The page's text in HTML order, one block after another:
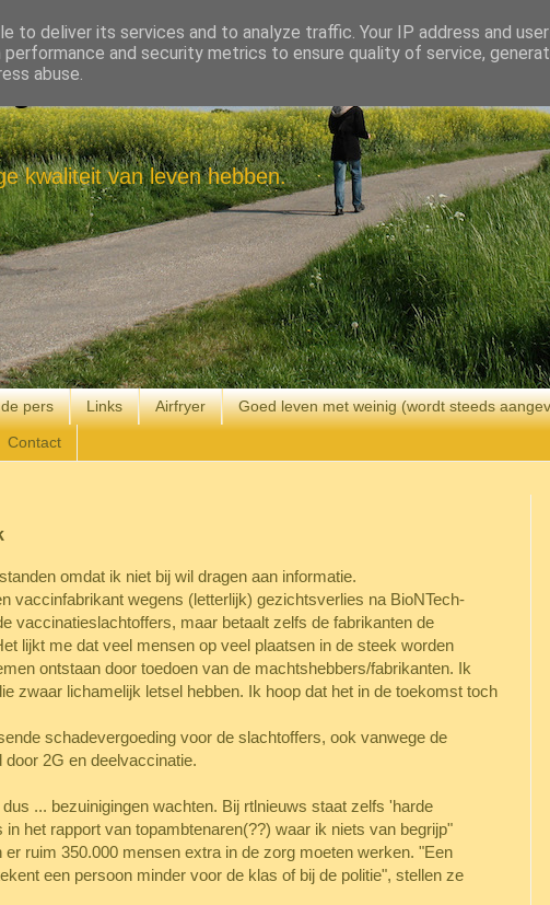
kwaliteit van leven hebben.
pers Links Airfryer Goed leven met weinig (wordt steeds
Contact
omdat ik niet bij wil dragen aan informatie.
vaccinfabrikant wegens (letterlijk) gezichtsverlies na BioNTech-
vaccinatieslachtoffers, maar betaalt zelfs de fabrikanten de
lijkt me dat veel mensen op veel plaatsen in de steek worden
ontstaan door toedoen van de machtshebbers/fabrikanten. Ik
zwaar lichamelijk letsel hebben. Ik hoop dat het in de toekomst toch
schadevergoeding voor de slachtoffers, ook vanwege de
2G en deelvaccinatie.
... bezuinigingen wachten. Bij rtlnieuws staat zelfs 'harde
het rapport van topambtenaren(??) waar ik niets van begrijp"
ruim 350.000 mensen extra in de zorg moeten werken. "Een
een persoon minder voor de klas of bij de politie", stellen ze
to deliver its services and to analyze traffic. Your IP address and
and security metrics to ensure quality of service,
abuse.